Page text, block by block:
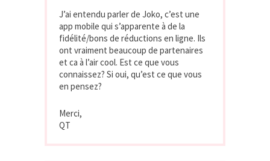
J’ai entendu parler de Joko, c’est une
app mobile qui s’apparente à de la
fidélité/bons de réductions en ligne. Ils
ont vraiment beaucoup de partenaires
et ca à l’air cool. Est ce que vous
connaissez? Si oui, qu’est ce que vous
en pensez?
Merci,
QT